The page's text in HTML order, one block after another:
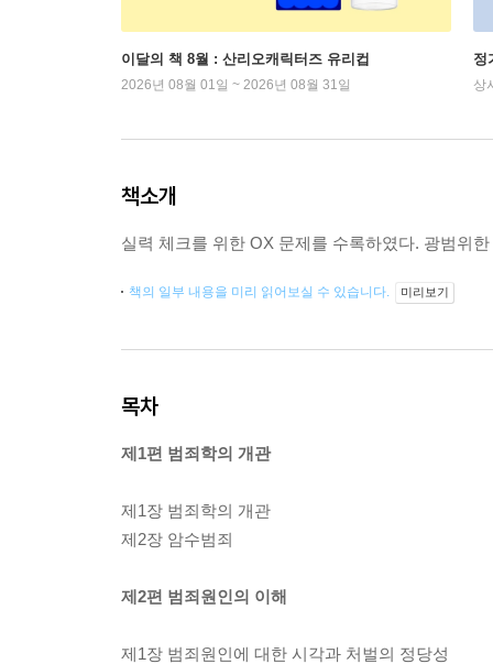
이달의 책 8월 : 산리오캐릭터즈 유리컵
2026년 08월 01일 ~ 2026년 08월 31일
정
상
책소개
실력 체크를 위한 OX 문제를 수록하였다. 광범위
책의 일부 내용을 미리 읽어보실 수 있습니다. 미리보기
목차
제1편 범죄학의 개관
제1장 범죄학의 개관
제2장 암수범죄
제2편 범죄원인의 이해
제1장 범죄원인에 대한 시각과 처벌의 정당성